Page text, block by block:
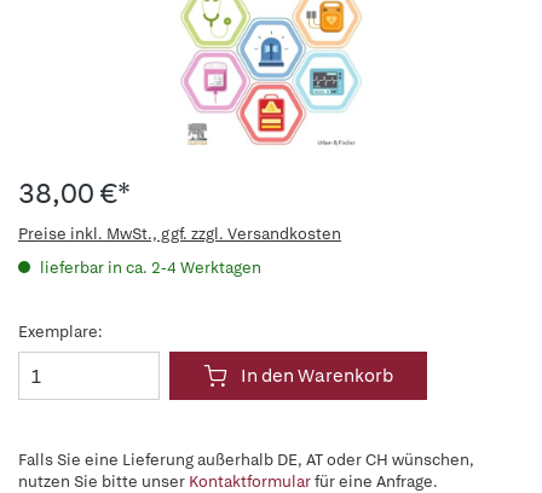
38,00 €*
Preise inkl. MwSt., ggf. zzgl. Versandkosten
lieferbar in ca. 2-4 Werktagen
Exemplare:
In den Warenkorb
Falls Sie eine Lieferung außerhalb DE, AT oder CH wünschen,
nutzen Sie bitte unser Kontaktformularfür eine Anfrage.